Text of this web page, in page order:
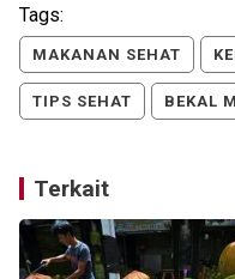
Tags:
MAKANAN SEHAT
TIPS SEHAT BEKAL
Terkait